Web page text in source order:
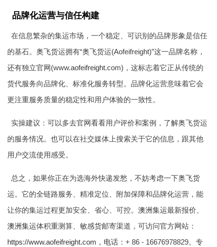
品牌化运营与信任构建
在信息繁杂的集运市场，一个稳定、可识别的品牌形象是信任
的基石。奥飞货运拥有“奥飞货运(Aofeifreight)”这一品牌名称，
还有独立官网(www.aofeifreight.com)，这标志着它正从传统的
货代服务向品牌化、标准化服务转型。品牌化运营意味着它会
更注重服务质量的稳定性和用户体验的一致性。
实操建议：可以多去官网看看用户评价和案例，了解奥飞货运
的服务情况。也可以在社交媒体上搜索关于它的信息，跟其他
用户交流使用感受。
总之，如果你正在为选海外快递发愁，不妨考虑一下奥飞货
运。它的全链路服务、精准定位、附加保障和品牌化运营，能
让你的集运过程更加安全、省心、可控。 澳洲集运最新报价、
澳洲集运体积重测算、敏感货邮寄渠道，可访问官方网站：
https://www.aofeifreight.com，电话 ：+ 86 - 16676978829。专